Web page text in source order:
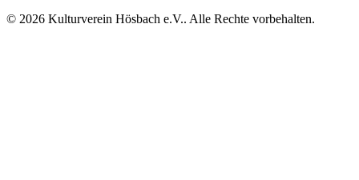
© 2026 Kulturverein Hösbach e.V.. Alle Rechte vorbehalten.